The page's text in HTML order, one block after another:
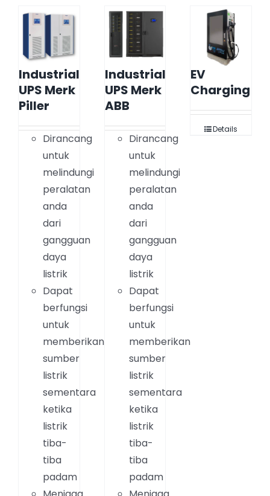
Industrial
UPS Merk
Piller
Dirancang
untuk
melindungi
peralatan
anda
dari
gangguan
daya
listrik
Dapat
berfungsi
untuk
memberikan
sumber
listrik
sementara
ketika
listrik
tiba-
tiba
padam
Industrial
UPS Merk
ABB
Dirancang
untuk
melindungi
peralatan
anda
dari
gangguan
daya
listrik
Dapat
berfungsi
untuk
memberikan
sumber
listrik
sementara
ketika
listrik
tiba-
tiba
padam
EV
Charging
Details